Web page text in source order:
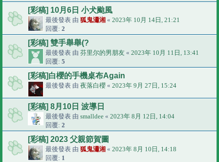
[彩稿] 10月6日 小犬颱風
最後發表 由 狐鬼瀟湘 « 2023年 10月 14日, 21:21
回覆: 2
[彩稿] 雙手舉舉(?
最後發表 由 芬里尔的男朋友 « 2023年 10月 11日, 13:41
回覆: 5
[彩稿]白櫻的手機桌布Again
最後發表 由 夜落白櫻 « 2023年 9月 27日, 15:24
[彩稿] 8月10日 波導日
最後發表 由 smalldee « 2023年 8月 12日, 14:04
回覆: 2
[彩稿] 2023 父親節賀圖
最後發表 由 狐鬼瀟湘 « 2023年 8月 10日, 14:18
回覆: 1